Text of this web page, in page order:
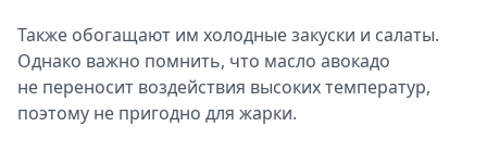
Также обогащают им холодные закуски и салаты.
Однако важно помнить, что масло авокадо
не переносит воздействия высоких температур,
поэтому не пригодно для жарки.